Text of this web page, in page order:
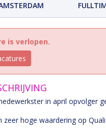
is verlopen.
in april opvolger
zeer hoge waardering op